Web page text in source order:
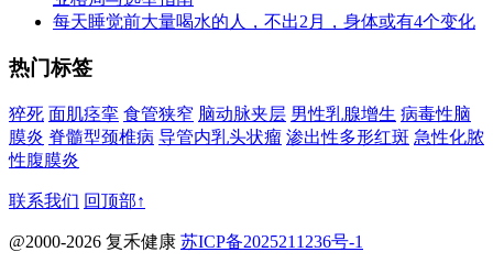
每天睡觉前大量喝水的人，不出2月，身体或有4个变化
热门标签
猝死 面肌痉挛 食管狭窄 脑动脉夹层 男性乳腺增生 病毒性脑
膜炎 脊髓型颈椎病 导管内乳头状瘤 渗出性多形红斑 急性化脓
性腹膜炎
联系我们 回顶部↑
@2000-2026 复禾健康 苏ICP备2025211236号-1